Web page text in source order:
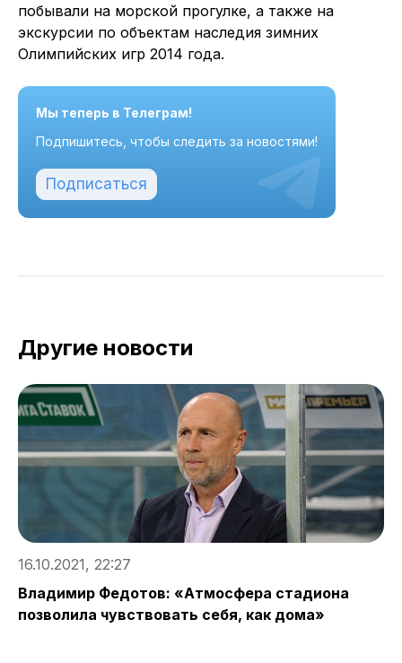
побывали на морской прогулке, а также на
экскурсии по объектам наследия зимних
Олимпийских игр 2014 года.
Мы теперь в Телеграм!
Подпишитесь, чтобы следить за новостями!
Подписаться
Другие новости
16.10.2021, 22:27
Владимир Федотов: «Атмосфера стадиона
позволила чувствовать себя, как дома»